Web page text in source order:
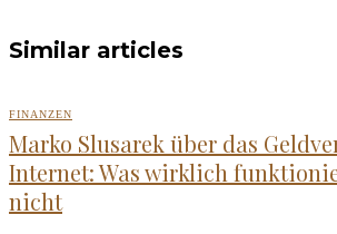
Similar articles
FINANZEN
Marko Slusarek über das
Internet: Was wirklich
nicht